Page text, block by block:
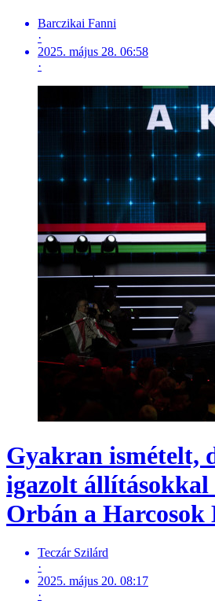
Barczikai Fanni
·
2025. május 28. 06:58
·
Gyakran ismételt,
igazolt állításokkal
Orbán a
Teczár Szilárd
·
2025. május 20. 08:17
·